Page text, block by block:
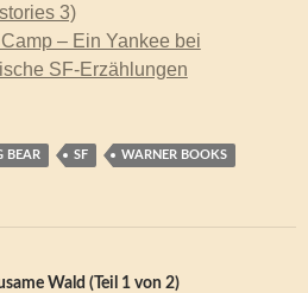
3)
– Ein Yankee bei
SF-Erzählungen
BEAR SF WARNER BOOKS
Wald (Teil 1 von 2)